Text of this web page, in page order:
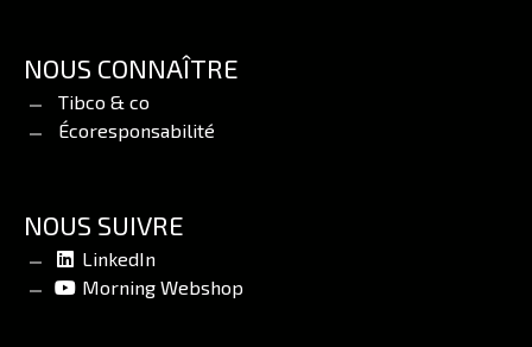
NOUS CONNAÎTRE
Tibco & co
Écoresponsabilité
NOUS SUIVRE
LinkedIn
Morning Webshop